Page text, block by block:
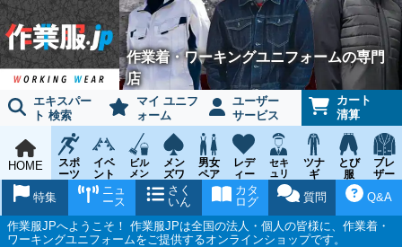
作業着・ワーキングユニフォームの専門
店
エキスパー
ト 検索
マイ ユニフ
ォーム
ユーザー
サービス
カート
清算
HOME
スポ
ーツ
ウェ
イベ
ント
チー
ム
ビル
メン
ンス
メン
ズワ
ーキ
ング
男女
ペア
レデ
ィー
ス
ワー
キン
グ
セキ
ュリ
ティ
ウェ
ツナ
ギ
とび
服
鳶作
業用
ブレ
ザー
ツ
Q&A
質問
カタ
ログ
さく
いん
ニュ
ース
特集
作業服JPへようこそ！ 作業服JPは全国の法人・個人の皆様に、作業着・
ワーキングユニフォームをご提供するオンラインショップです。